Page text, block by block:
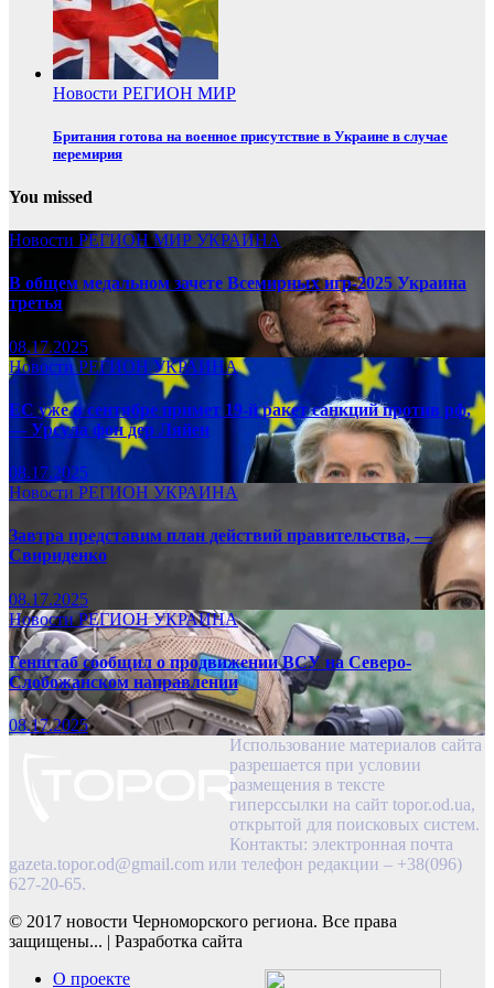
Новости РЕГИОН МИР
Британия готова на военное присутствие в Украине в случае
перемирия
You missed
Новости РЕГИОНМИР УКРАИНА
В общем медальном зачете Всемирных игр-2025 Украина
третья
08.17.2025
НовостиРЕГИОНУКРАИНА
ЕС уже в сентябре примет 19-й ракет санкций против рф,
— Урсула фон дер Ляйен
08.17.2025
Новости РЕГИОН УКРАИНА
Завтра представим план действий правительства, —
Свириденко
08.17.2025
НовостиРЕГИОНУКРАИНА
Генштаб сообщил о продвижении ВСУ на Северо-
Слобожанском направлении
08.17.2025
Использование материалов сайта
разрешается при условии
размещения в тексте
гиперссылки на сайт topor.od.ua,
открытой для поисковых систем.
Контакты: электронная почта
gazeta.topor.od@gmail.com или телефон редакции – +38(096)
627-20-65.
© 2017 новости Черноморского региона. Все права
защищены... | Разработка сайта
О проекте